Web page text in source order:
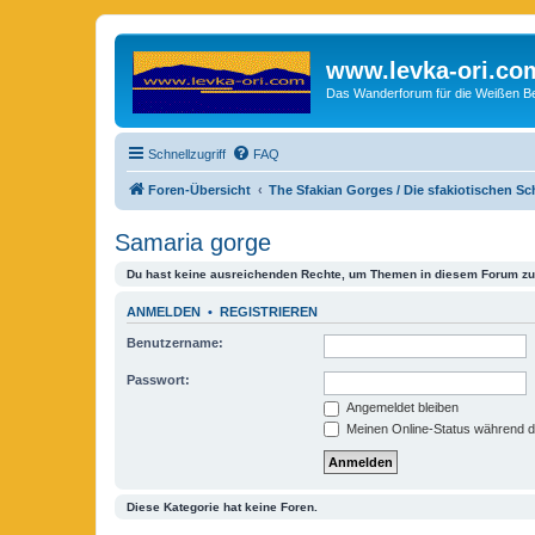
www.levka-
Das Wanderforum für die Weißen
Schnellzugriff FAQ
Foren-Übersicht The Sfakian Gorges / Die sfakiotischen
Samaria gorge
Du hast keine ausreichenden Rechte, um Themen in diesem Forum
ANMELDEN • REGISTRIEREN
Benutzername:
Passwort:
Angemeldet bleiben
Meinen Online-Status während
Diese Kategorie hat keine Foren.